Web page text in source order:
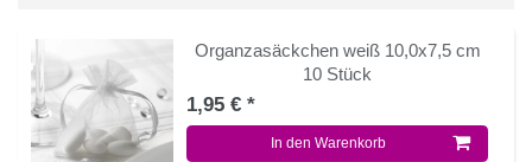
Organzasäckchen weiß 10,0x7,5 cm
10 Stück
1,95 € *
In den Warenkorb